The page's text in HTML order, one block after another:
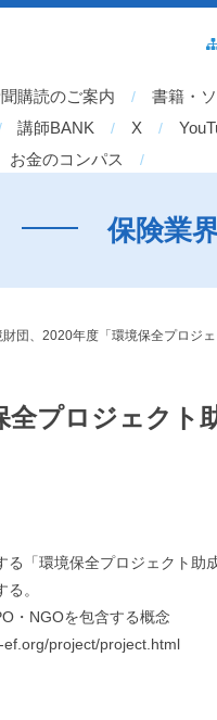
購読のご案内 書籍・
講師BANK X
お金のコンパス
保険業
財団、2020年度「環境保全プロジ
全プロジェクト
「環境保全プロジェクト
。
・NGOを包含する概念
project/project.html